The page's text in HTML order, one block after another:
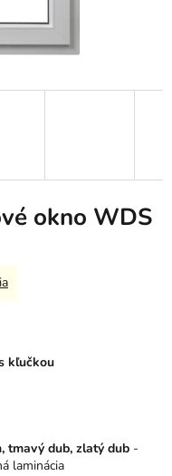
okno WDS
kľučkou
tmavý dub, zlatý dub -
laminácia